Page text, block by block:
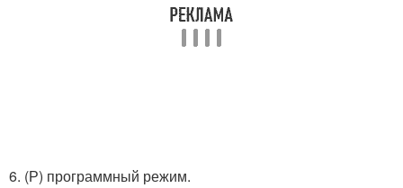
6. (Р) программный режим.